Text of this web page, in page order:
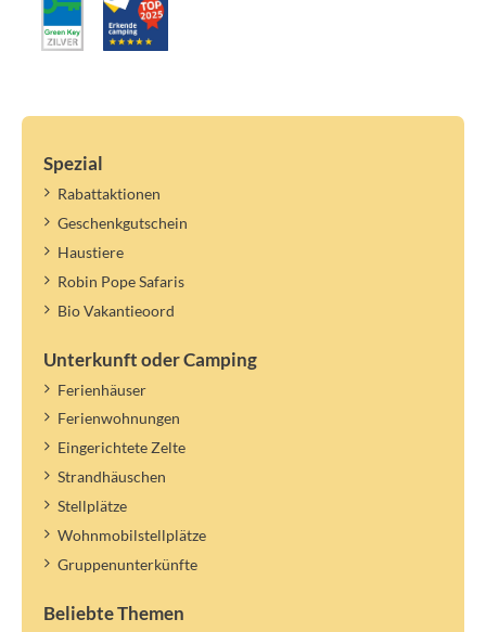
Spezial
Rabattaktionen
Geschenkgutschein
Haustiere
Robin Pope Safaris
Bio Vakantieoord
Unterkunft oder Camping
Ferienhäuser
Ferienwohnungen
Eingerichtete Zelte
Strandhäuschen
Stellplätze
Wohnmobilstellplätze
Gruppenunterkünfte
Beliebte Themen